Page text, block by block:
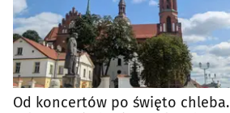
Od koncertów po święto chleba.